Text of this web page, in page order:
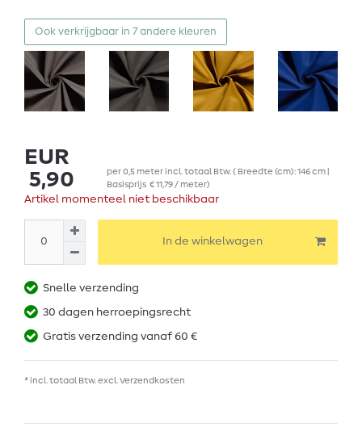
Ook verkrijgbaar in 7 andere kleuren
EUR
5,90
per0,5 meterincl. totaal Btw. ( Breedte (cm): 146 cm |
Basisprijs € 11,79 / meter)
Artikel momenteel niet beschikbaar
In de winkelwagen
Snelle verzending
30 dagen herroepingsrecht
Gratis verzending vanaf 60 €
* incl. totaal Btw. excl. Verzendkosten